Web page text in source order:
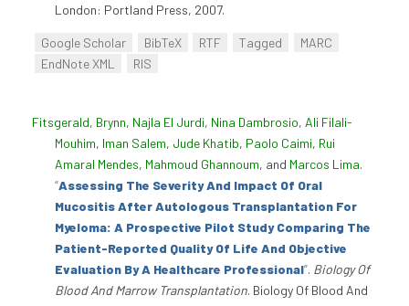
London: Portland Press, 2007.
Google Scholar BibTeX RTF Tagged
MARC
EndNote XML
RIS
Fitsgerald, Brynn, Najla El Jurdi, Nina Dambrosio, Ali Filali-
Mouhim, Iman Salem, Jude Khatib, Paolo Caimi, Rui
Amaral Mendes, Mahmoud Ghannoum, and Marcos Lima.
“Assessing The Severity And Impact Of Oral
Mucositis After Autologous Transplantation For
Myeloma: A Prospective Pilot Study Comparing The
Patient-Reported Quality Of Life And Objective
Evaluation By A Healthcare Professional”. Biology Of
Blood And Marrow Transplantation. Biology Of Blood And